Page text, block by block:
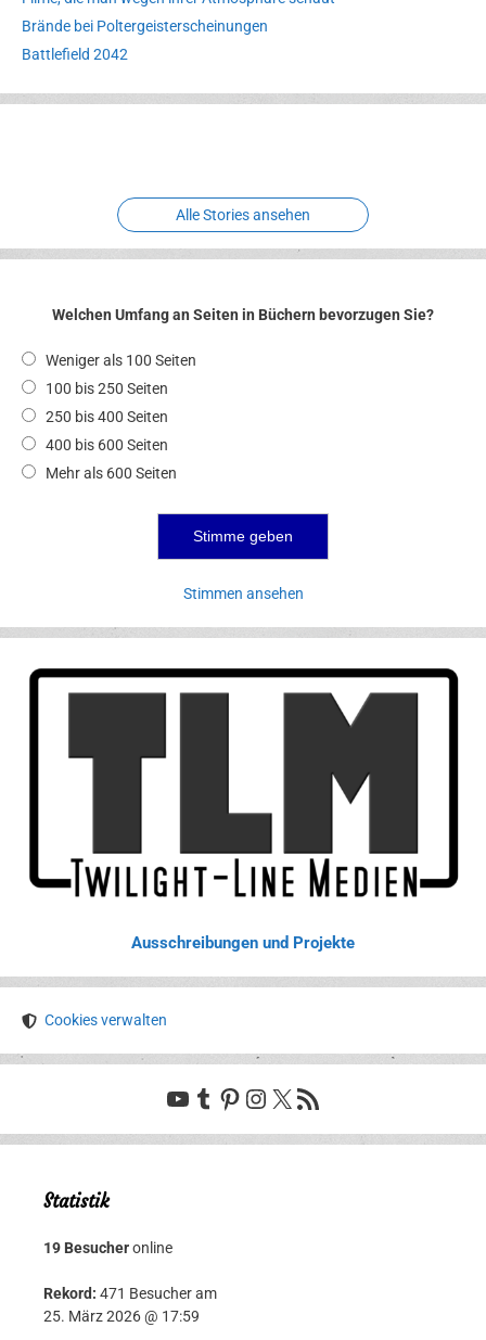
Brände bei Poltergeisterscheinungen
Battlefield 2042
Erlebnispark
Verbotene
Alle Stories ansehen
Welchen Umfang an Seiten in Büchern bevorzugen Sie?
Weniger als 100 Seiten
100 bis 250 Seiten
250 bis 400 Seiten
400 bis 600 Seiten
Mehr als 600 Seiten
Stimmen ansehen
Ausschreibungen und Projekte
Cookies verwalten
YouTube
Tumblr
Pinterest
Instagram
X RSS-Feed
Statistik
19 Besucheronline
Rekord: 471 Besucher am
25. März 2026 @ 17:59